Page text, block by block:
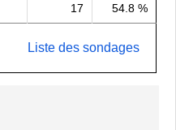
17 54.8 %
Liste des sondages